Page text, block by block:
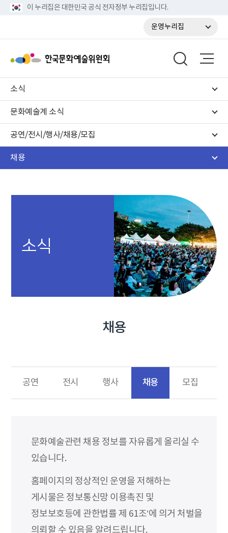
이 누리집은 대한민국 공식 전자정부 누리집입니다.
운영누리집
소식
문화예술계 소식
공연/전시/행사/채용/모집
채용
소식
채용
공연 전시 행사 채용 모집
문화예술관련 채용 정보를 자유롭게 올리실 수
있습니다.
홈페이지의 정상적인 운영을 저해하는
게시물은 정보통신망 이용촉진 및
정보보호등에 관한법률 제 61조’에 의거 처벌을
의뢰할 수 있음을 알려드립니다.